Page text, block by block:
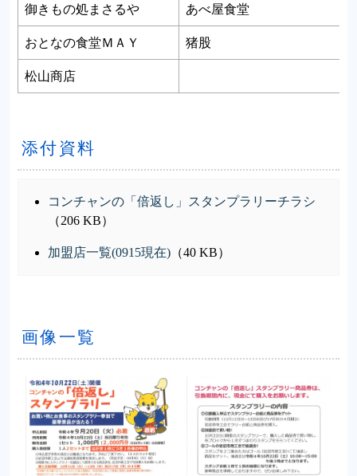
御きもの処まさるや あべ屋食堂
おとなの食堂ＭＡＹ 猪股
松山商店
添付資料
コンチャンの「倍返し」スタンプラリーチラシ
（206 KB）
加盟店一覧(0915現在) （40 KB）
画像一覧